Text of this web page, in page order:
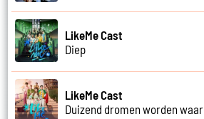
LikeMe Cast
Diep
LikeMe Cast
Duizend dromen worden waar